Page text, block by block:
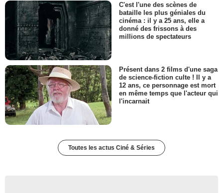
C'est l'une des scènes de
bataille les plus géniales du
cinéma : il y a 25 ans, elle a
donné des frissons à des
millions de spectateurs
Présent dans 2 films d'une saga
de science-fiction culte ! Il y a
12 ans, ce personnage est mort
en même temps que l'acteur qui
l'incarnait
Toutes les actus Ciné & Séries